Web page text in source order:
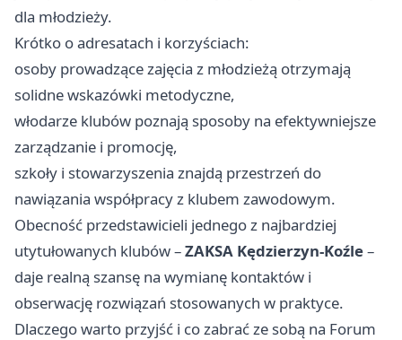
dla młodzieży.
Krótko o adresatach i korzyściach:
osoby prowadzące zajęcia z młodzieżą otrzymają
solidne wskazówki metodyczne,
włodarze klubów poznają sposoby na efektywniejsze
zarządzanie i promocję,
szkoły i stowarzyszenia znajdą przestrzeń do
nawiązania współpracy z klubem zawodowym.
Obecność przedstawicieli jednego z najbardziej
utytułowanych klubów –ZAKSA Kędzierzyn‑Koźle–
daje realną szansę na wymianę kontaktów i
obserwację rozwiązań stosowanych w praktyce.
Dlaczego warto przyjść i co zabrać ze sobą na Forum